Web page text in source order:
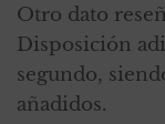
Otro dato
Disposición
segundo,
añadidos.